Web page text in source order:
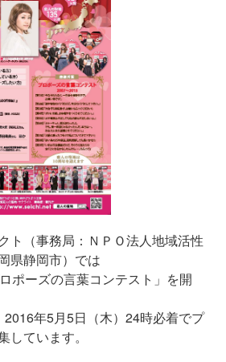
ト（事務局：ＮＰＯ法人地域活性
県静岡市）では
ポーズの言葉コンテスト」を開
年5月5日（木）24時必着でプ
しています。